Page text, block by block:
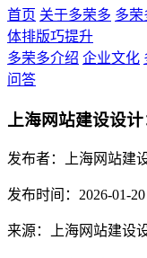
首页 关于多荣多 多荣
体排版巧提升
多荣多介绍 企业文化
问答
上海网站建设设
发布者：上海网站建
发布时间：2026-01-20
来源：上海网站建设